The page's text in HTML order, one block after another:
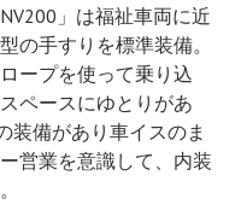
」は福祉車両に近
の手すりを標準装備。
ープを使って乗り込
ペースにゆとりがあ
装備があり車イスのま
営業を意識して、内装